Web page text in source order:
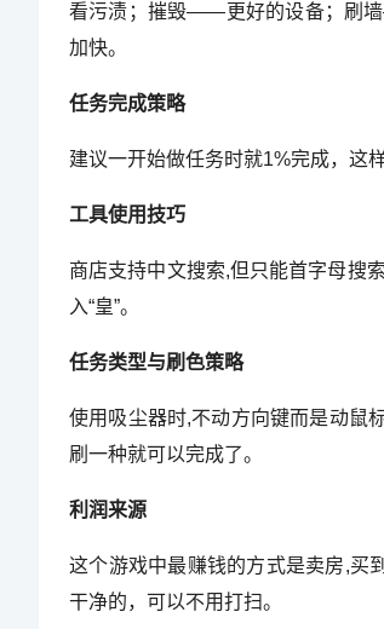
看污渍；摧毁——更好的设备；刷
加快。
任务完成策略
建议一开始做任务时就1%完成，这
工具使用技巧
商店支持中文搜索,但只能首字母搜
入“皇”。
任务类型与刷色策略
使用吸尘器时,不动方向键而是动鼠
刷一种就可以完成了。
利润来源
这个游戏中最赚钱的方式是卖房,买
干净的，可以不用打扫。